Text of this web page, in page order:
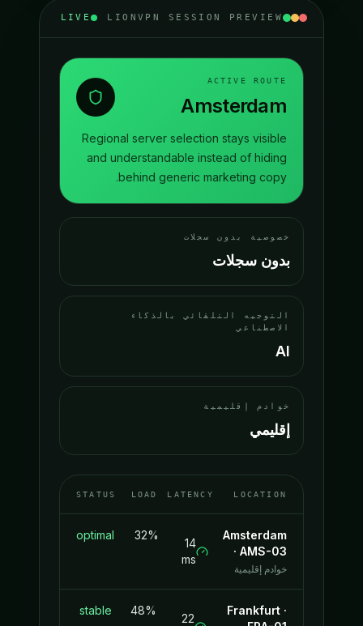
LIONVPN SESSION PREVIEW
LIVE
ACTIVE ROUTE
Amsterdam
Regional server selection stays visible
and understandable instead of hiding
behind generic marketing copy.
خصوصية بدون سجلات
بدون سجلات
التوجيه التلقائي بالذكاء
الاصطناعي
خوادم إقليمية
إقليمي
LOCATION
LATENCY
LOAD
STATUS
Amsterdam
·AMS-03
خوادم إقليمية
ms
optimal
Frankfurt
stable